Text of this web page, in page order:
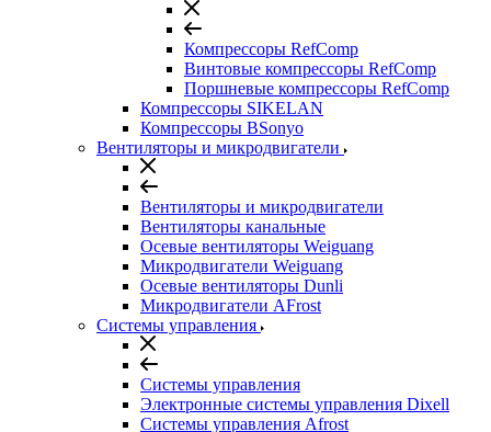
Компрессоры RefComp
Винтовые компрессоры RefComp
Поршневые компрессоры RefComp
Компрессоры SIKELAN
Компрессоры BSonyo
Вентиляторы и микродвигатели
Вентиляторы и микродвигатели
Вентиляторы канальные
Осевые вентиляторы Weiguang
Микродвигатели Weiguang
Осевые вентиляторы Dunli
Микродвигатели AFrost
Системы управления
Системы управления
Электронные системы управления Dixell
Системы управления Afrost